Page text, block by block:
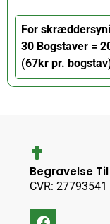
For
30 Bogstaver =
(67kr pr.
Begravelse
CVR: 27793541